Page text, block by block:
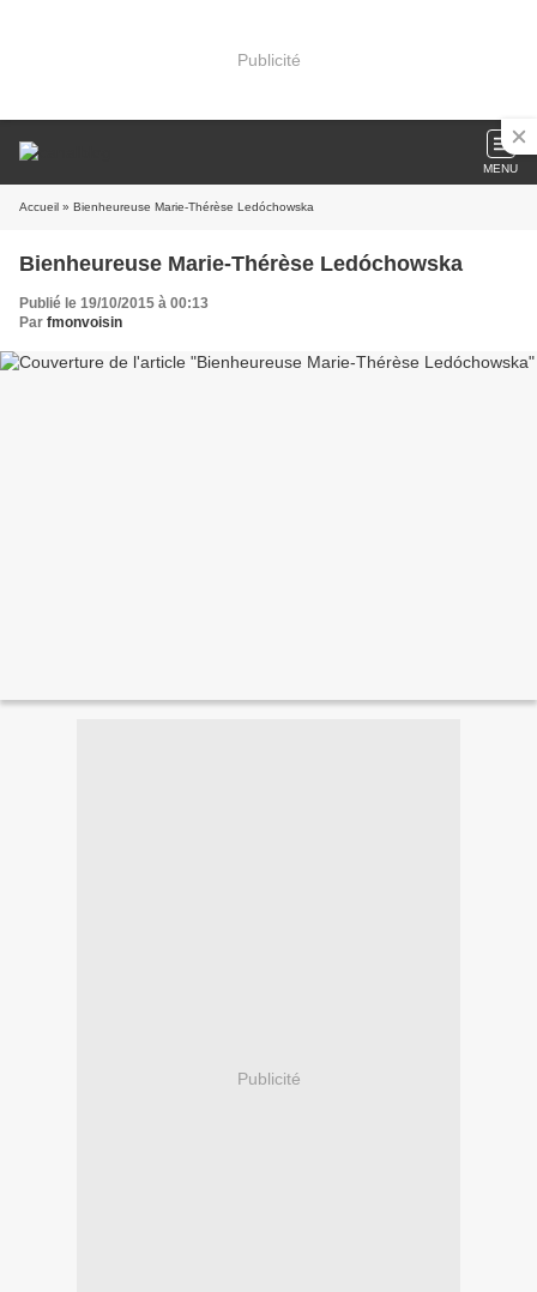
Publicité
MENU
Accueil » Bienheureuse Marie-Thérèse Ledóchowska
Bienheureuse Marie-Thérèse Ledóchowska
Publié le 19/10/2015 à 00:13
Par fmonvoisin
Publicité